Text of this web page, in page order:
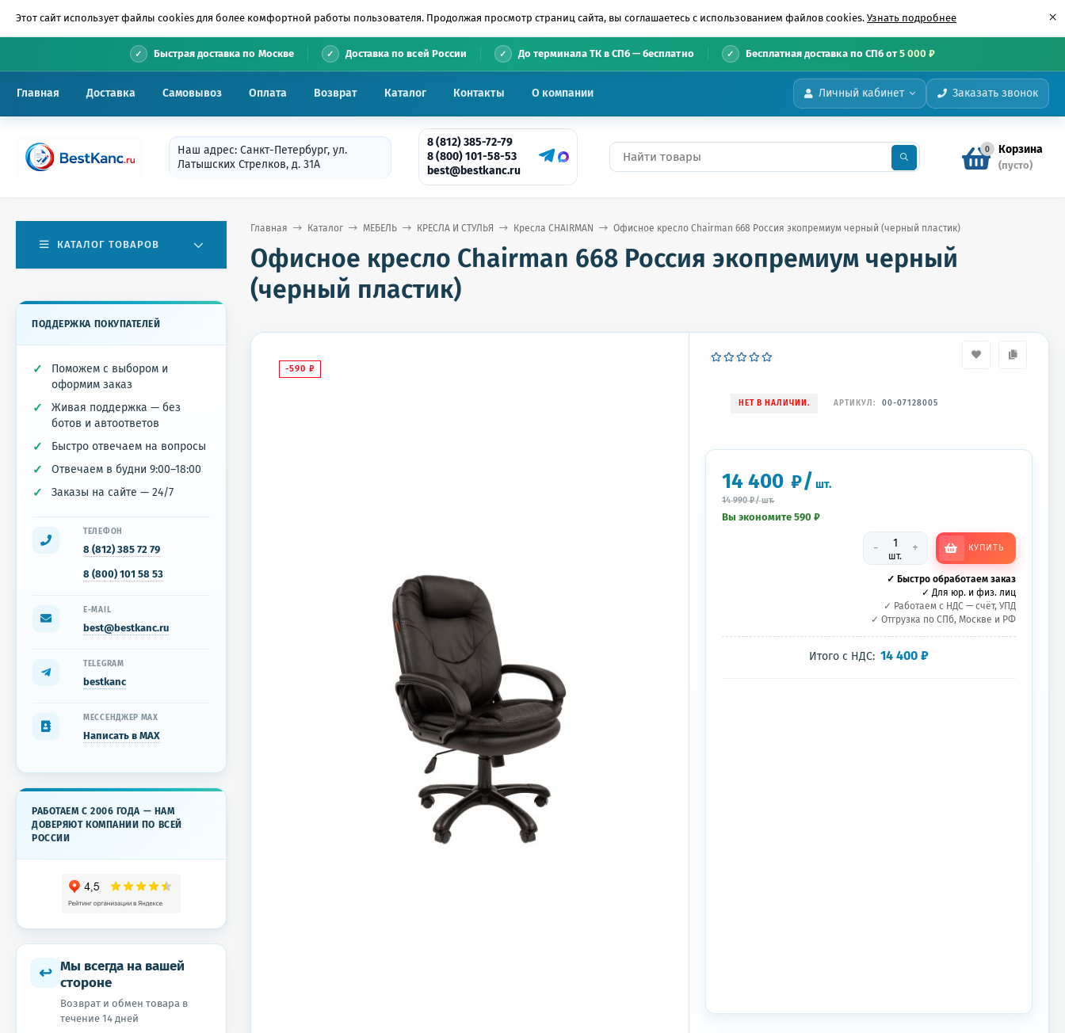
Этот сайт использует файлы cookies для более комфортной работы пользователя. Продолжая просмотр страниц сайта, вы соглашаетесь с использованием файлов cookies. Узнать подробнее ×
Быстрая доставка по Москве Доставка по всей России До терминала ТК в СПб — бесплатно Бесплатная доставка по СПб от5 000 ₽
Личный кабинет Заказать звонок
Главная Доставка Самовывоз Оплата Возврат Каталог Контакты О компании
Наш адрес: Санкт-Петербург, ул.
Латышских Стрелков, д. 31А
8 (812) 385-72-79
8 (800) 101-58-53
best@bestkanc.ru
0 Корзина
(пусто)
Главная Каталог МЕБЕЛЬ КРЕСЛА И СТУЛЬЯ Кресла CHAIRMAN Офисное кресло Chairman 668 Россия экопремиум черный (черный пластик)
Офисное кресло Chairman 668 Россия экопремиум черный
(черный пластик)
-590 ₽
НЕТ В НАЛИЧИИ. АРТИКУЛ: 00-07128005
14 400 ₽/ шт.
14 990 ₽/шт.
Вы экономите 590₽
-
шт.
+ КУПИТЬ
✓ Быстро обработаем заказ
✓ Для юр. и физ. лиц
✓ Работаем с НДС — счёт, УПД
✓ Отгрузка по СПб, Москве и РФ
Итого с НДС: 14 400₽
КАТАЛОГ ТОВАРОВ
ПОДДЕРЖКА ПОКУПАТЕЛЕЙ
Поможем с выбором и
оформим заказ
Живая поддержка — без
ботов и автоответов
Быстро отвечаем на вопросы
Отвечаем в будни 9:00–18:00
Заказы на сайте — 24/7
ТЕЛЕФОН
8 (812) 385 72 79
8 (800) 101 58 53
E-MAIL
best@bestkanc.ru
TELEGRAM
bestkanc
МЕССЕНДЖЕР MAX
Написать в MAX
РАБОТАЕМ С 2006 ГОДА — НАМ
ДОВЕРЯЮТ КОМПАНИИ ПО ВСЕЙ
РОССИИ
↩ Мы всегда на вашей
стороне
Возврат и обмен товара в
течение 14 дней